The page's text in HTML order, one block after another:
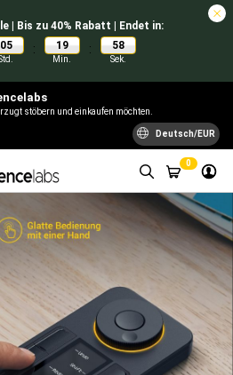
| Bis zu 40% Rabatt | Endet in:
05 : 19
Min.
: 57
Sek.
stöbern und einkaufen möchten.
Deutsch/EUR
0